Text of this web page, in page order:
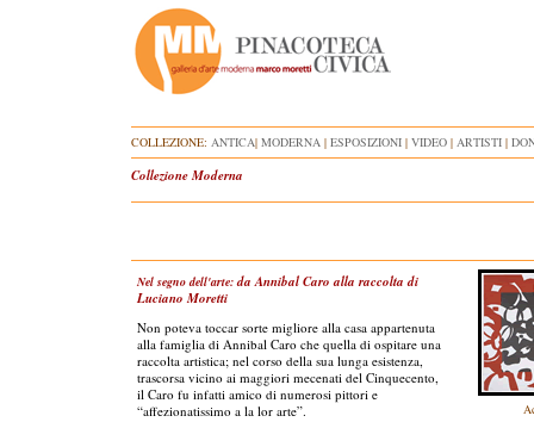
COLLEZIONE: ANTICA| MODERNA | ESPOSIZIONI | VIDEO | ARTISTI |
Collezione Moderna
Nel segno dell'arte:da Annibal Caro alla raccolta di
Luciano Moretti
Non poteva toccar sorte migliore alla casa appartenuta
alla famiglia di Annibal Caro che quella di ospitare una
raccolta artistica; nel corso della sua lunga esistenza,
trascorsa vicino ai maggiori mecenati del Cinquecento,
il Caro fu infatti amico di numerosi pittori e
“affezionatissimo a la lor arte”.